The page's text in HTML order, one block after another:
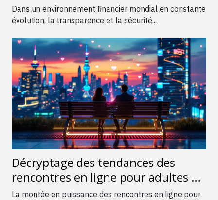
Dans un environnement financier mondial en constante
évolution, la transparence et la sécurité...
Décryptage des tendances des
rencontres en ligne pour adultes en
2026
La montée en puissance des rencontres en ligne pour